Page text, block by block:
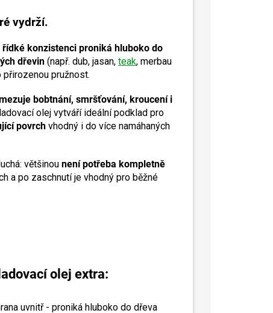
vydrží.
konzistenci proniká hluboko do
dřevin (např. dub, jasan, teak, merbau
přirozenou pružnost.
bobtnání, smršťování, kroucení i
olej vytváří ideální podklad pro
povrch vhodný i do více namáhaných
většinou není potřeba kompletně
a po zaschnutí je vhodný pro běžné
olej extra:
uvnitř - proniká hluboko do dřeva